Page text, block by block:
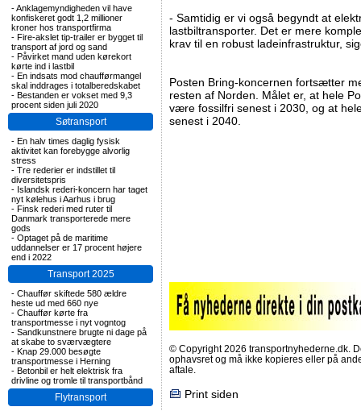
-Anklagemyndigheden vil have
konfiskeret godt 1,2 millioner
kroner hos transportfirma
- Fire-akslet tip-trailer er bygget til
transport af jord og sand
- Påvirket mand uden kørekort
kørte ind i lastbil
- En indsats mod chaufførmangel
skal inddrages i totalberedskabet
- Bestanden er vokset med 9,3
procent siden juli 2020
Søtransport
- En halv times daglig fysisk
aktivitet kan forebygge alvorlig
stress
- Tre rederier er indstillet til
diversitetspris
- Islandsk rederi-koncern har taget
nyt kølehus i Aarhus i brug
- Finsk rederi med ruter til
Danmark transporterede mere
gods
- Optaget på de maritime
uddannelser er 17 procent højere
end i 2022
Transport 2025
- Chauffør skiftede 580 ældre
heste ud med 660 nye
- Chauffør kørte fra
transportmesse i nyt vogntog
- Sandkunstnere brugte ni dage på
at skabe to sværvægtere
- Knap 29.000 besøgte
transportmesse i Herning
- Betonbil er helt elektrisk fra
drivline og tromle til transportbånd
Flytransport
- Samtidig er vi også begyndt at
lastbiltransporter. Det er mere
krav til en robust ladeinfrastruktur,
Posten Bring-koncernen fortsætter
resten af Norden. Målet er, at hele
være fossilfri senest i 2030, og at
senest i 2040.
© Copyright 2026 transportnyhederne.dk.
ophavsret og må ikke kopieres eller på
aftale.
Print siden